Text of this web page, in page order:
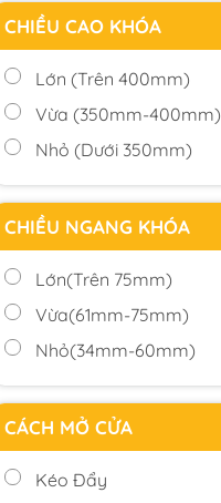
Khác
CHIỀU CAO KHÓA
Lớn (Trên 400mm)
Vừa (350mm-400mm)
Nhỏ (Dưới 350mm)
CHIỀU NGANG KHÓA
Lớn(Trên 75mm)
Vừa(61mm-75mm)
Nhỏ(34mm-60mm)
CÁCH MỞ CỬA
Kéo Đẩy